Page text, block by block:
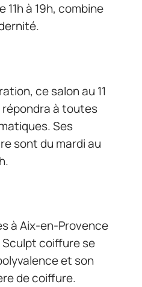
11h à 19h, combine
ce salon au 11
répondra à toutes
Ses
sont du mardi au
à Aix-en-Provence
coiffure se
et son
de coiffure.